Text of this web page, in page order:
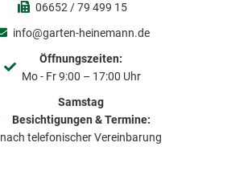
06652 / 79 499 15
info@garten-heinemann.de
Öffnungszeiten:
Mo - Fr 9:00 – 17:00 Uhr
Samstag
Besichtigungen & Termine:
nach telefonischer Vereinbarung